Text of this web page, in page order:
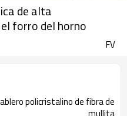
de alta
forro del horno
FV
policristalino de fibra de